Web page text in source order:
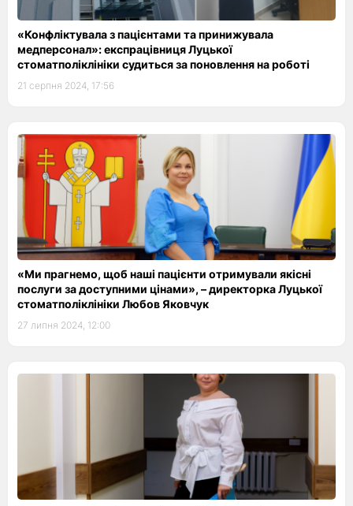
«Конфліктувала з пацієнтами та принижувала
медперсонал»: експрацівниця Луцької
стоматполіклініки судиться за поновлення на роботі
21 серпня 2024, 17:56
«Ми прагнемо, щоб наші пацієнти отримували якісні
послуги за доступними цінами», – директорка Луцької
стоматполіклініки Любов Яковчук
27 липня 2024, 12:00